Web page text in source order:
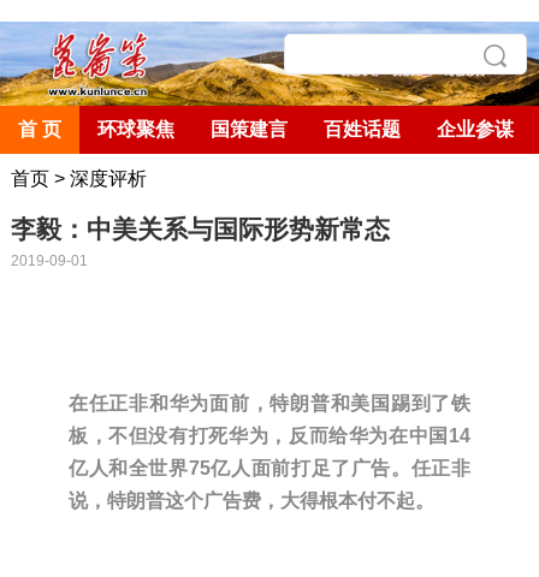
首 页 环球聚焦 国策建言 百姓话题 企业参谋
首页> 深度评析
李毅：中美关系与国际形势新常态
2019-09-01
在任正非和华为面前，特朗普和美国踢到了铁
板，不但没有打死华为，反而给华为在中国14
亿人和全世界75亿人面前打足了广告。任正非
说，特朗普这个广告费，大得根本付不起。